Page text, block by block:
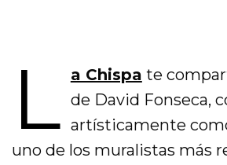
L a Chispa te
de David Fonseca,
artísticamente
uno de los muralistas más